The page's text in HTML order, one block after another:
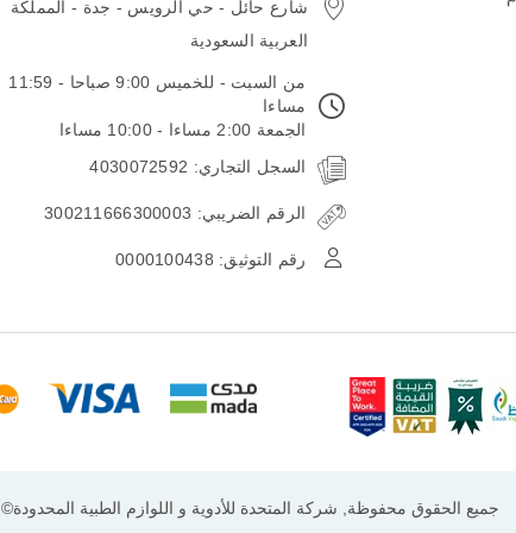
شارع حائل - حي الرويس - جدة - المملكة
العربية السعودية
من السبت - للخميس 9:00 صباحا - 11:59
مساءا
الجمعة 2:00 مساءا - 10:00 مساءا
السجل التجاري: 4030072592
الرقم الضريبي: 300211666300003
رقم التوثيق: 0000100438
جميع الحقوق محفوظة, شركة المتحدة للأدوية و اللوازم الطبية المحدودة©